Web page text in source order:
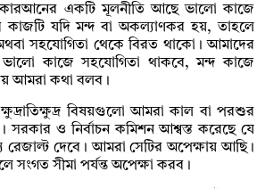
একটি মূলনীতি আছে ভালো কাজে
যদি মন্দ বা অকল্যাণকর হয়, তাহলে
সহযোগিতা থেকে বিরত থাকো। আমাদের
ভালো কাজে সহযোগিতা থাকবে, মন্দ কাজে
আমরা কথা বলব।
ক্ষুদ্রাতিক্ষুদ্র বিষয়গুলো আমরা কাল বা পরশুর
সরকার ও নির্বাচন কমিশন আশ্বস্ত করেছে যে
রেজাল্ট দেবে। আমরা সেটির অপেক্ষায় আছি।
সংগত সীমা পর্যন্ত অপেক্ষা করব।